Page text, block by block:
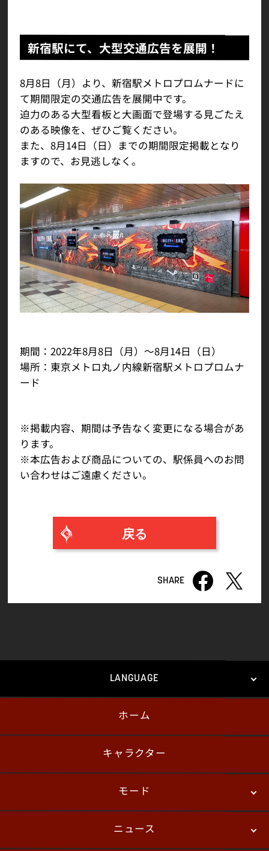
新宿駅にて、大型交通広告を展開！
8月8日（月）より、新宿駅メトロプロムナードに
て期間限定の交通広告を展開中です。
迫力のある大型看板と大画面で登場する見ごたえ
のある映像を、ぜひご覧ください。
また、8月14日（日）までの期間限定掲載となり
ますので、お見逃しなく。
期間：2022年8月8日（月）～8月14日（日）
場所：東京メトロ丸ノ内線新宿駅メトロプロムナ
ード
※掲載内容、期間は予告なく変更になる場合があ
ります。
※本広告および商品についての、駅係員へのお問
い合わせはご遠慮ください。
戻る
LANGUAGE
English
ホーム
キャラクター
モード
バトル
ニュース